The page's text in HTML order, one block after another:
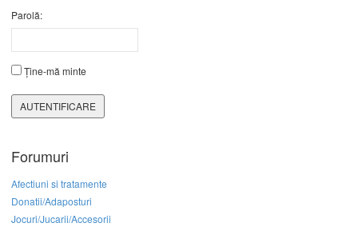
Parolă:
Ține-mă minte
AUTENTIFICARE
Forumuri
Afectiuni si tratamente
Donatii/Adaposturi
Jocuri/Jucarii/Accesorii